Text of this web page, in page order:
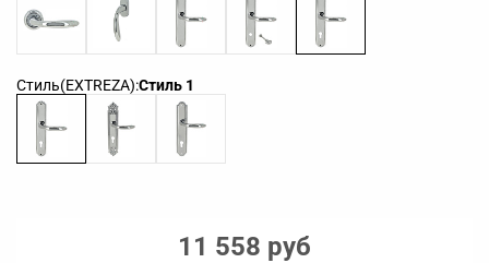
Стиль(EXTREZA):Стиль 1
11 558 руб